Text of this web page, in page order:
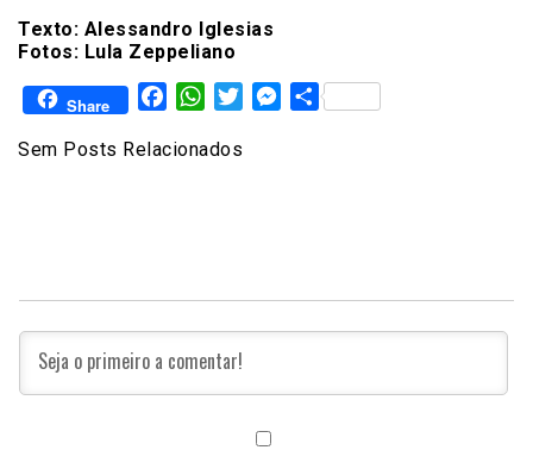
Texto: Alessandro Iglesias
Fotos: Lula Zeppeliano
Share FacebookWhatsAppTwitterMessenger
Share
Sem Posts Relacionados